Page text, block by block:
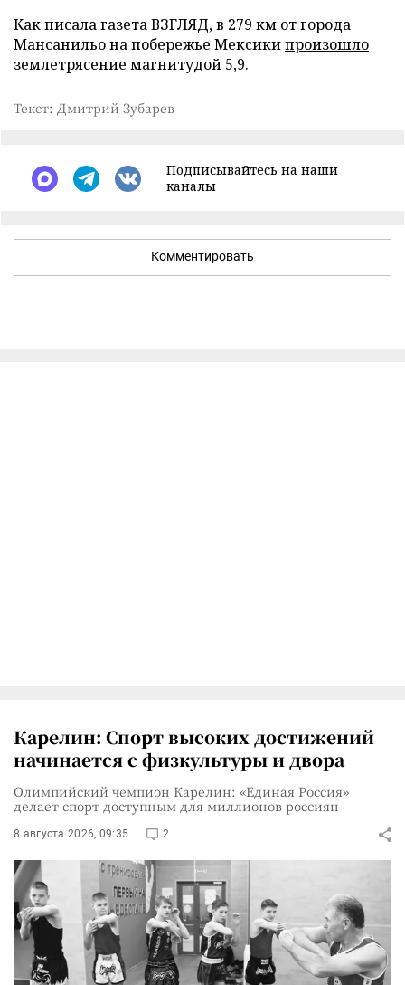
Как писала газета ВЗГЛЯД, в 279 км от города
Мансанильо на побережье Мексикипроизошло
землетрясение магнитудой 5,9.
Текст: Дмитрий Зубарев
Подписывайтесь на наши
каналы
Комментировать
Карелин: Спорт высоких достижений
начинается с физкультуры и двора
Олимпийский чемпион Карелин: «Единая Россия»
делает спорт доступным для миллионов россиян
8 августа 2026, 09:35 2